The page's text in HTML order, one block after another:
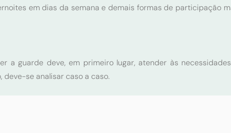
em dias da semana e demais formas de participação
a guarde deve, em primeiro lugar, atender às
se analisar caso a caso.